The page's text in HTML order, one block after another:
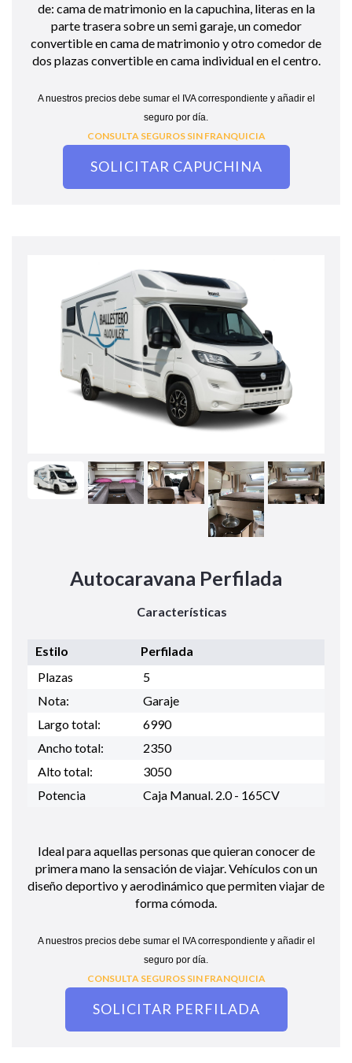
de: cama de matrimonio en la capuchina, literas en la
parte trasera sobre un semi garaje, un comedor
convertible en cama de matrimonio y otro comedor de
dos plazas convertible en cama individual en el centro.
A nuestros precios debe sumar el IVA correspondiente y añadir el
seguro por día.
CONSULTA SEGUROS SIN FRANQUICIA
SOLICITAR CAPUCHINA
Autocaravana Perfilada
Características
Estilo
Perfilada
Plazas
5
Nota:
Garaje
Largo total:
6990
Ancho total:
2350
Alto total:
3050
Potencia
Caja Manual. 2.0 - 165CV
Ideal para aquellas personas que quieran conocer de
primera mano la sensación de viajar. Vehículos con un
diseño deportivo y aerodinámico que permiten viajar de
forma cómoda.
A nuestros precios debe sumar el IVA correspondiente y añadir el
seguro por día.
CONSULTA SEGUROS SIN FRANQUICIA
SOLICITAR PERFILADA